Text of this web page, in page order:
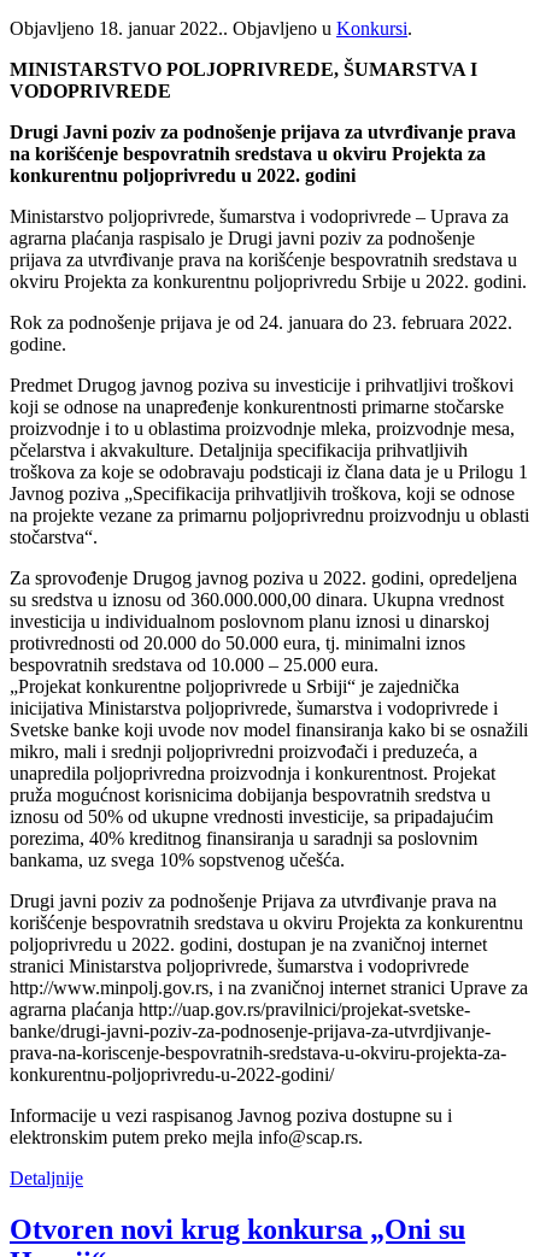
Objavljeno 18. januar 2022.. Objavljeno u Konkursi.
MINISTARSTVO POLJOPRIVREDE, ŠUMARSTVA I
VODOPRIVREDE
Drugi Javni poziv za podnošenje prijava za utvrđivanje prava
na korišćenje bespovratnih sredstava u okviru Projekta za
konkurentnu poljoprivredu u 2022. godini
Ministarstvo poljoprivrede, šumarstva i vodoprivrede – Uprava za
agrarna plaćanja raspisalo je Drugi javni poziv za podnošenje
prijava za utvrđivanje prava na korišćenje bespovratnih sredstava u
okviru Projekta za konkurentnu poljoprivredu Srbije u 2022. godini.
Rok za podnošenje prijava je od 24. januara do 23. februara 2022.
godine.
Predmet Drugog javnog poziva su investicije i prihvatljivi troškovi
koji se odnose na unapređenje konkurentnosti primarne stočarske
proizvodnje i to u oblastima proizvodnje mleka, proizvodnje mesa,
pčelarstva i akvakulture. Detaljnija specifikacija prihvatljivih
troškova za koje se odobravaju podsticaji iz člana data je u Prilogu 1
Javnog poziva „Specifikacija prihvatljivih troškova, koji se odnose
na projekte vezane za primarnu poljoprivrednu proizvodnju u oblasti
stočarstva“.
Za sprovođenje Drugog javnog poziva u 2022. godini, opredeljena
su sredstva u iznosu od 360.000.000,00 dinara. Ukupna vrednost
investicija u individualnom poslovnom planu iznosi u dinarskoj
protivrednosti od 20.000 do 50.000 eura, tj. minimalni iznos
bespovratnih sredstava od 10.000 – 25.000 eura.
„Projekat konkurentne poljoprivrede u Srbiji“ je zajednička
inicijativa Ministarstva poljoprivrede, šumarstva i vodoprivrede i
Svetske banke koji uvode nov model finansiranja kako bi se osnažili
mikro, mali i srednji poljoprivredni proizvođači i preduzeća, a
unapredila poljoprivredna proizvodnja i konkurentnost. Projekat
pruža mogućnost korisnicima dobijanja bespovratnih sredstva u
iznosu od 50% od ukupne vrednosti investicije, sa pripadajućim
porezima, 40% kreditnog finansiranja u saradnji sa poslovnim
bankama, uz svega 10% sopstvenog učešća.
Drugi javni poziv za podnošenje Prijava za utvrđivanje prava na
korišćenje bespovratnih sredstava u okviru Projekta za konkurentnu
poljoprivredu u 2022. godini, dostupan je na zvaničnoj internet
stranici Ministarstva poljoprivrede, šumarstva i vodoprivrede
http://www.minpolj.gov.rs, i na zvaničnoj internet stranici Uprave za
agrarna plaćanja http://uap.gov.rs/pravilnici/projekat-svetske-
banke/drugi-javni-poziv-za-podnosenje-prijava-za-utvrdjivanje-
prava-na-koriscenje-bespovratnih-sredstava-u-okviru-projekta-za-
konkurentnu-poljoprivredu-u-2022-godini/
Informacije u vezi raspisanog Javnog poziva dostupne su i
elektronskim putem preko mejla info@scap.rs.
Detaljnije
Otvoren novi krug konkursa „Oni su